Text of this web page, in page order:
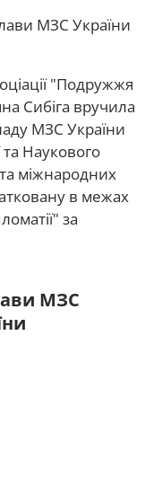
МЗС України
"Подружжя
Сибіга вручила
МЗС України
та Наукового
та міжнародних
в межах
за
МЗС